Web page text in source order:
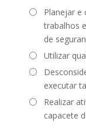
Planejar e
trabalhos
de
Utilizar
executar
Realizar
capacete